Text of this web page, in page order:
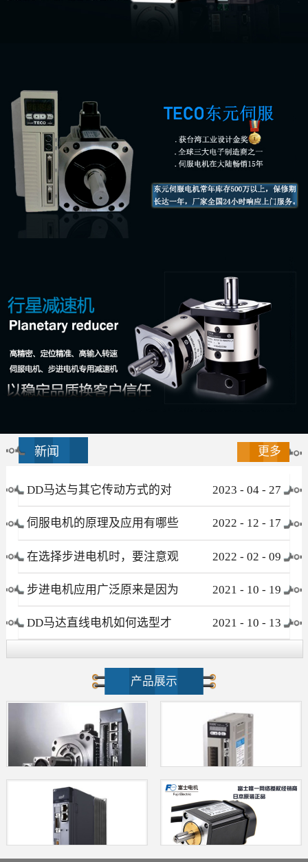
新闻 更多
DD马达与其它传动方式的对
比
2023 - 04 - 27
伺服电机的原理及应用有哪些 2022 - 12 - 17
在选择步进电机时，要注意观
察这些要素
2022 - 02 - 09
步进电机应用广泛原来是因为
这个优点！
2021 - 10 - 19
DD马达直线电机如何选型才
不会被忽悠?
2021 - 10 - 13
产品展示